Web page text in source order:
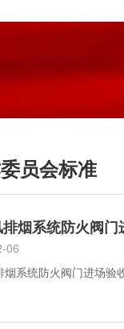
员会标准
06
烟系统防火阀门进场验